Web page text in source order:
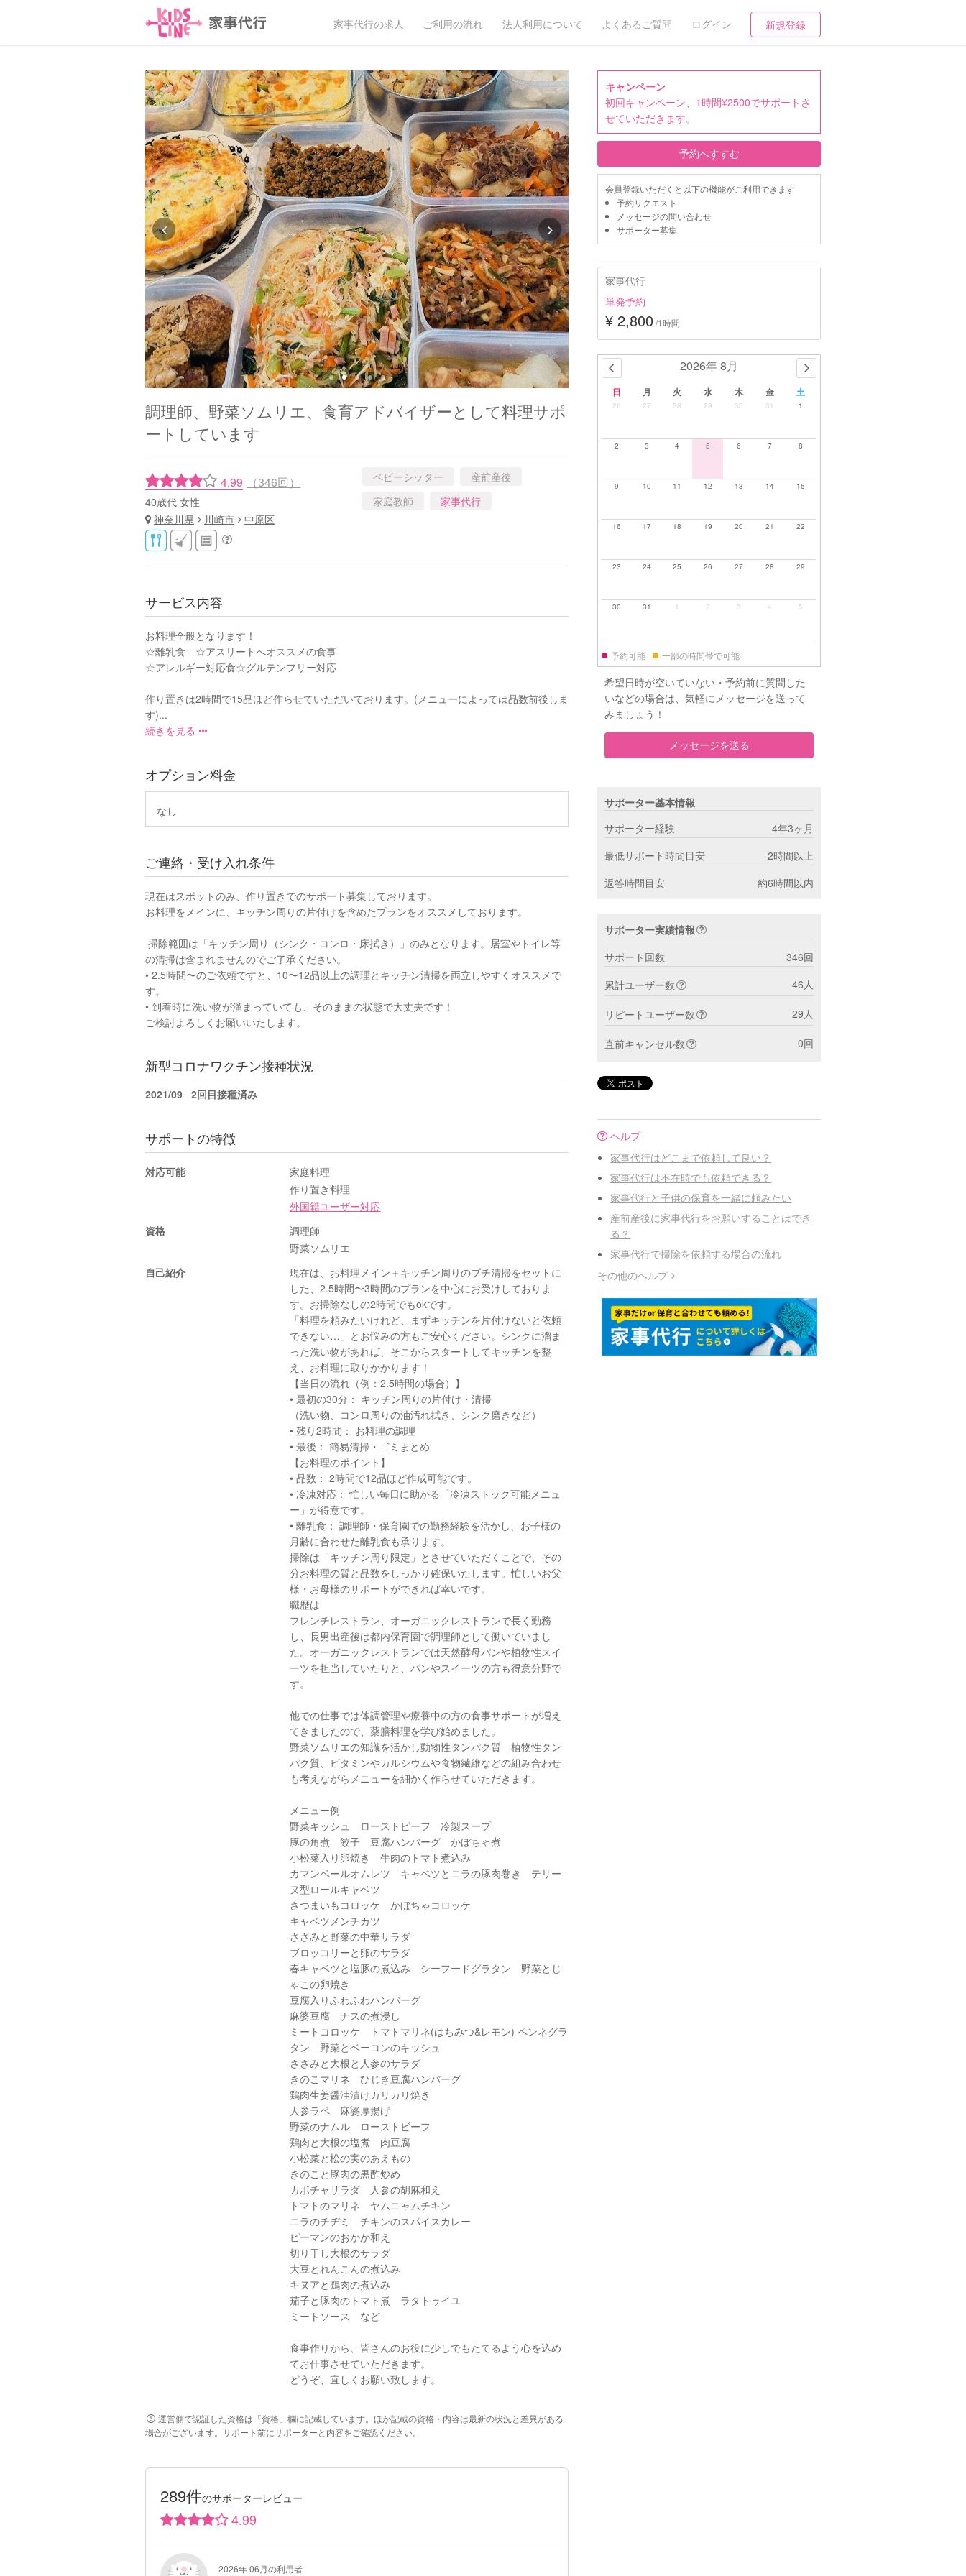
家事代行の求人 ご利用の流れ 法人利用について よくあるご質問 ログイン 新規登録
調理師、野菜ソムリエ、食育アドバイザーとして料理サポ
ートしています
4.99 （346回）
40歳代 女性
神奈川県
川崎市 中原区
ベビーシッター
産前産後
家庭教師
家事代行
サービス内容
お料理全般となります！
☆離乳食 ☆アスリートへオススメの食事
☆アレルギー対応食☆グルテンフリー対応
作り置きは2時間で15品ほど作らせていただいております。(メニューによっては品数前後しま
す)...
続きを見る
オプション料金
なし
ご連絡・受け入れ条件
現在はスポットのみ、作り置きでのサポート募集しております。
お料理をメインに、キッチン周りの片付けを含めたプランをオススメしております。
掃除範囲は「キッチン周り（シンク・コンロ・床拭き）」のみとなります。居室やトイレ等
の清掃は含まれませんのでご了承ください。
• 2.5時間〜のご依頼ですと、10〜12品以上の調理とキッチン清掃を両立しやすくオススメで
す。
• 到着時に洗い物が溜まっていても、そのままの状態で大丈夫です！
ご検討よろしくお願いいたします。
新型コロナワクチン接種状況
2021/09 2回目接種済み
サポートの特徴
対応可能
家庭料理
作り置き料理
外国籍ユーザー対応
資格
調理師
野菜ソムリエ
自己紹介
現在は、お料理メイン＋キッチン周りのプチ清掃をセットに
した、2.5時間〜3時間のプランを中心にお受けしておりま
す。お掃除なしの2時間でもokです。
「料理を頼みたいけれど、まずキッチンを片付けないと依頼
できない…」とお悩みの方もご安心ください。シンクに溜ま
った洗い物があれば、そこからスタートしてキッチンを整
え、お料理に取りかかります！
【当日の流れ（例：2.5時間の場合）】
• 最初の30分： キッチン周りの片付け・清掃
（洗い物、コンロ周りの油汚れ拭き、シンク磨きなど）
• 残り2時間： お料理の調理
• 最後： 簡易清掃・ゴミまとめ
【お料理のポイント】
• 品数： 2時間で12品ほど作成可能です。
• 冷凍対応： 忙しい毎日に助かる「冷凍ストック可能メニュ
ー」が得意です。
• 離乳食： 調理師・保育園での勤務経験を活かし、お子様の
月齢に合わせた離乳食も承ります。
掃除は「キッチン周り限定」とさせていただくことで、その
分お料理の質と品数をしっかり確保いたします。忙しいお父
様・お母様のサポートができれば幸いです。
職歴は
フレンチレストラン、オーガニックレストランで長く勤務
し、長男出産後は都内保育園で調理師として働いていまし
た。オーガニックレストランでは天然酵母パンや植物性スイ
ーツを担当していたりと、パンやスイーツの方も得意分野で
す。
他での仕事では体調管理や療養中の方の食事サポートが増え
てきましたので、薬膳料理を学び始めました。
野菜ソムリエの知識を活かし動物性タンパク質 植物性タン
パク質、ビタミンやカルシウムや食物繊維などの組み合わせ
も考えながらメニューを細かく作らせていただきます。
メニュー例
野菜キッシュ ローストビーフ 冷製スープ
豚の角煮 餃子 豆腐ハンバーグ かぼちゃ煮
小松菜入り卵焼き 牛肉のトマト煮込み
カマンベールオムレツ キャベツとニラの豚肉巻き テリー
ヌ型ロールキャベツ
さつまいもコロッケ かぼちゃコロッケ
キャベツメンチカツ
ささみと野菜の中華サラダ
ブロッコリーと卵のサラダ
春キャベツと塩豚の煮込み シーフードグラタン 野菜とじ
ゃこの卵焼き
豆腐入りふわふわハンバーグ
麻婆豆腐 ナスの煮浸し
ミートコロッケ トマトマリネ(はちみつ&レモン) ペンネグラ
タン 野菜とベーコンのキッシュ
ささみと大根と人参のサラダ
きのこマリネ ひじき豆腐ハンバーグ
鶏肉生姜醤油漬けカリカリ焼き
人参ラペ 麻婆厚揚げ
野菜のナムル ローストビーフ
鶏肉と大根の塩煮 肉豆腐
小松菜と松の実のあえもの
きのこと豚肉の黒酢炒め
カボチャサラダ 人参の胡麻和え
トマトのマリネ ヤムニャムチキン
ニラのチヂミ チキンのスパイスカレー
ピーマンのおかか和え
切り干し大根のサラダ
大豆とれんこんの煮込み
キヌアと鶏肉の煮込み
茄子と豚肉のトマト煮 ラタトゥイユ
ミートソース など
食事作りから、皆さんのお役に少しでもたてるよう心を込め
てお仕事させていただきます。
どうぞ、宜しくお願い致します。
運営側で認証した資格は「資格」欄に記載しています。ほか記載の資格・内容は最新の状況と差異がある
場合がございます。サポート前にサポーターと内容をご確認ください。
289件のサポーターレビュー
4.99
2026年 06月の利用者
キャンペーン
初回キャンペーン、1時間¥2500でサポートさ
せていただきます。
予約へすすむ
会員登録いただくと以下の機能がご利用できます
予約リクエスト
メッセージの問い合わせ
サポーター募集
家事代行
単発予約
¥ 2,800 /1時間
2026年 8月
日 月 火 水 木 金 土
26 27 28 29 30 31 1
2 3 4 5 6 7 8
9 10 11 12 13 14 15
16 17 18 19 20 21 22
23 24 25 26 27 28 29
30 31 1 2 3 4 5
■ 予約可能 ■ 一部の時間帯で可能
希望日時が空いていない・予約前に質問した
いなどの場合は、気軽にメッセージを送って
みましょう！
メッセージを送る
サポーター基本情報
サポーター経験
4年3ヶ月
最低サポート時間目安
2時間以上
返答時間目安
約6時間以内
サポーター実績情報
サポート回数
346回
累計ユーザー数
46人
リピートユーザー数 29人
直前キャンセル数 0回
ヘルプ
家事代行はどこまで依頼して良い？
家事代行は不在時でも依頼できる？
家事代行と子供の保育を一緒に頼みたい
産前産後に家事代行をお願いすることはでき
る？
家事代行で掃除を依頼する場合の流れ
その他のヘルプ